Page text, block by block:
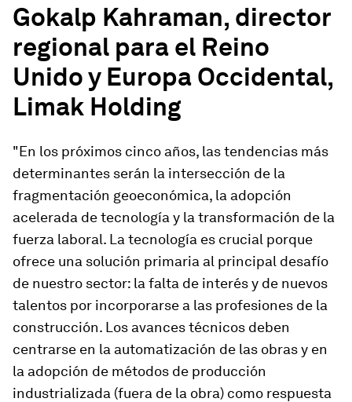
Gokalp Kahraman, director
regional para el Reino
Unido y Europa Occidental,
Limak Holding
"En los próximos cinco años, las tendencias más
determinantes serán la intersección de la
fragmentación geoeconómica, la adopción
acelerada de tecnología y la transformación de la
fuerza laboral. La tecnología es crucial porque
ofrece una solución primaria al principal desafío
de nuestro sector: la falta de interés y de nuevos
talentos por incorporarse a las profesiones de la
construcción. Los avances técnicos deben
centrarse en la automatización de las obras y en
la adopción de métodos de producción
industrializada (fuera de la obra) como respuesta